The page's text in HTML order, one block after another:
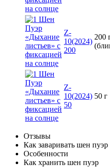
Z-
10(2024)
200
200
Z-
10(2024)
50
50 г
Отзывы
Как заваривать шен пуэр
Особенности
Как хранить шен пуэр